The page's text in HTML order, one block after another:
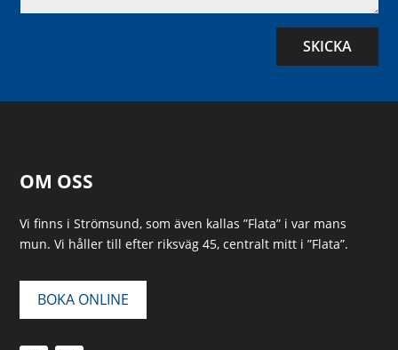
SKICKA
OM OSS
Vi finns i Strömsund, som även kallas ”Flata” i var mans
mun. Vi håller till efter riksväg 45, centralt mitt i ”Flata”.
BOKA ONLINE